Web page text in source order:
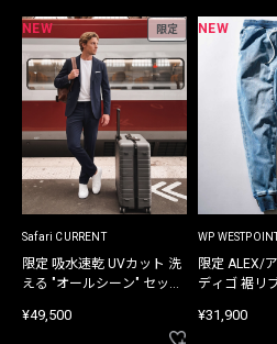
NEW 限定
Safari CURRENT
限定 吸水速乾 UVカット 洗
える "オールシーン" セット
¥49,500
NEW
WP
限定 ALEX/
ディゴ 裾リ
¥31,900